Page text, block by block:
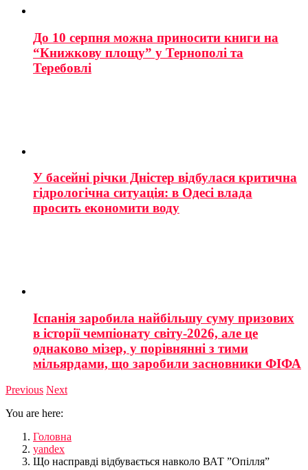
До 10 серпня можна приносити книги на
“Книжкову площу” у Тернополі та
Теребовлі
У басейні річки Дністер відбулася критична
гідрологічна ситуація: в Одесі влада
просить економити воду
Іспанія заробила найбільшу суму призових
в історії чемпіонату світу-2026, але це
однаково мізер, у порівнянні з тими
мільярдами, що заробили засновники ФІФА
Previous Next
You are here:
Головна
yandex
Що насправді відбувається навколо ВАТ ”Опілля”